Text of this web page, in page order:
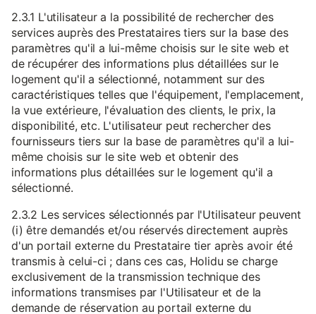
2.3.1 L'utilisateur a la possibilité de rechercher des
services auprès des Prestataires tiers sur la base des
paramètres qu'il a lui-même choisis sur le site web et
de récupérer des informations plus détaillées sur le
logement qu'il a sélectionné, notamment sur des
caractéristiques telles que l'équipement, l'emplacement,
la vue extérieure, l'évaluation des clients, le prix, la
disponibilité, etc. L'utilisateur peut rechercher des
fournisseurs tiers sur la base de paramètres qu'il a lui-
même choisis sur le site web et obtenir des
informations plus détaillées sur le logement qu'il a
sélectionné.
2.3.2 Les services sélectionnés par l'Utilisateur peuvent
(i) être demandés et/ou réservés directement auprès
d'un portail externe du Prestataire tier après avoir été
transmis à celui-ci ; dans ces cas, Holidu se charge
exclusivement de la transmission technique des
informations transmises par l'Utilisateur et de la
demande de réservation au portail externe du